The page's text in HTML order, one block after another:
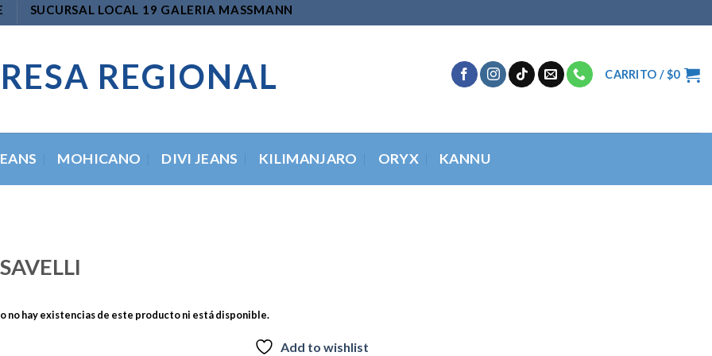
SUCURSAL LOCAL 19 GALERIA MASSMANN
REGIONAL CARRITO /$0
MOHICANO DIVI JEANS KILIMANJARO ORYX KANNU
no hay existencias de este producto ni está disponible.
Add to wishlist